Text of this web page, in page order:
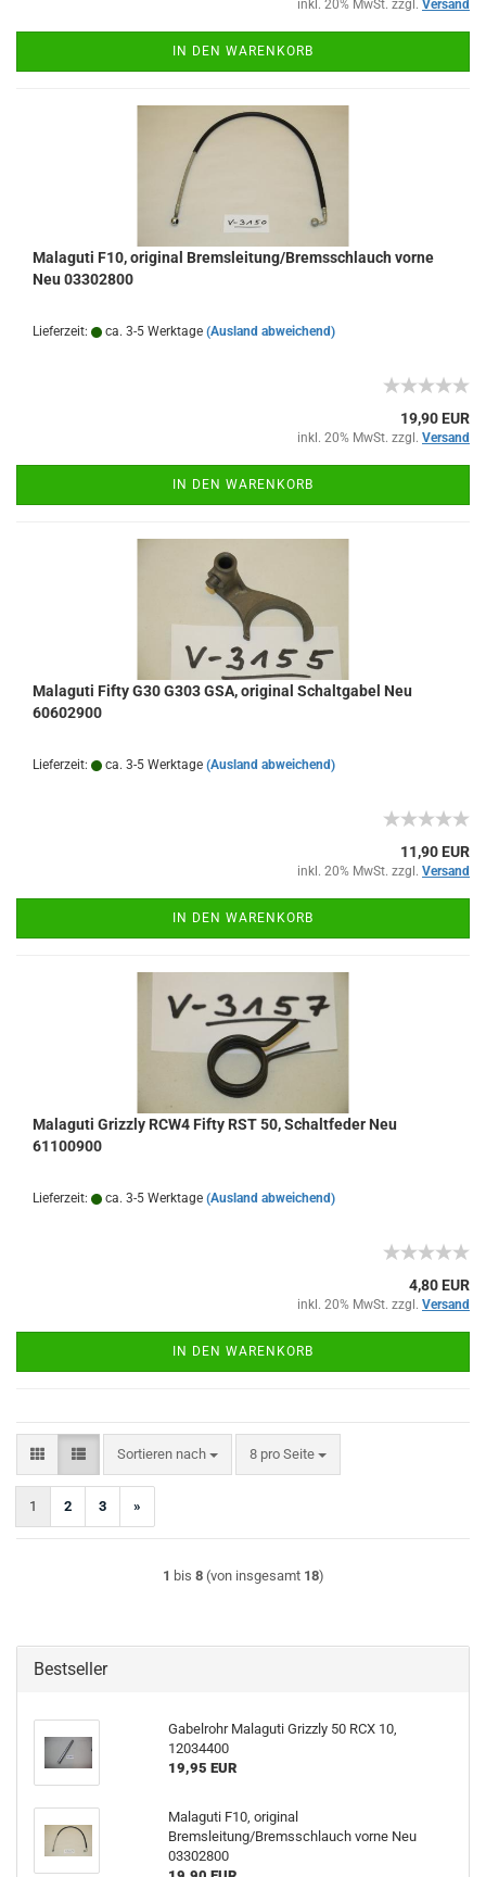
inkl. 20% MwSt. zzgl. Versand
IN DEN WARENKORB
Malaguti F10, original Bremsleitung/Bremsschlauch vorne
Neu 03302800
Lieferzeit: ca. 3-5 Werktage (Ausland abweichend)
19,90 EUR
inkl. 20% MwSt. zzgl. Versand
IN DEN WARENKORB
Malaguti Fifty G30 G303 GSA, original Schaltgabel Neu
60602900
Lieferzeit: ca. 3-5 Werktage (Ausland abweichend)
11,90 EUR
inkl. 20% MwSt. zzgl. Versand
IN DEN WARENKORB
Malaguti Grizzly RCW4 Fifty RST 50, Schaltfeder Neu
61100900
Lieferzeit: ca. 3-5 Werktage (Ausland abweichend)
4,80 EUR
inkl. 20% MwSt. zzgl. Versand
IN DEN WARENKORB
Sortieren nach
Sortieren nach 8 pro Seite
pro Seite
1 2 3 »
1 bis 8(von insgesamt 18)
Bestseller
Gabelrohr Malaguti Grizzly 50 RCX 10,
12034400
19,95 EUR
Malaguti F10, original
Bremsleitung/Bremsschlauch vorne Neu
03302800